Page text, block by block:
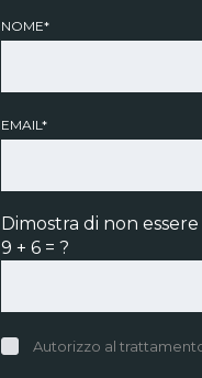
NOME*
EMAIL*
Dimostra di non
9 + 6 = ?
Autorizzo al